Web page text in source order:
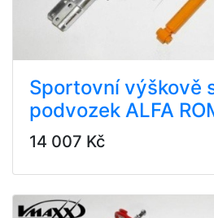
Sportovní výškově
podvozek ALFA
14 007 Kč